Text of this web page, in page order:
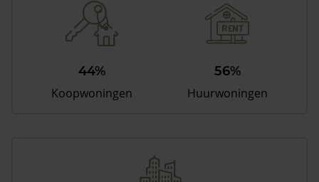
44%
Koopwoningen
56%
Huurwoningen